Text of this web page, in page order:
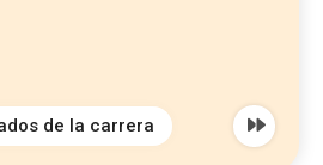
de la carrera